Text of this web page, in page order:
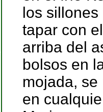
los
tapar con
arriba del
bolsos en
mojada,
en